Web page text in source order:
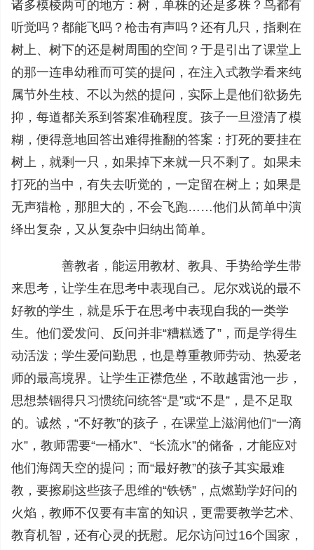
诸多模棱两可的地方：树，单株的还是多株？鸟都有
听觉吗？都能飞吗？枪击有声吗？还有几只，指剩在
树上、树下的还是树周围的空间？于是引出了课堂上
的那一连串幼稚而可笑的提问，在注入式教学看来纯
属节外生枝、不以为然的提问，实际上是他们欲扬先
抑，每道都关系到答案准确程度。孩子一旦澄清了模
糊，便得意地回答出难得推翻的答案：打死的要挂在
树上，就剩一只，如果掉下来就一只不剩了。如果未
打死的当中，有失去听觉的，一定留在树上；如果是
无声猎枪，那胆大的，不会飞跑……他们从简单中演
绎出复杂，又从复杂中归纳出简单。
善教者，能运用教材、教具、手势给学生带
来思考，让学生在思考中表现自己。尼尔戏说的最不
好教的学生，就是乐于在思考中表现自我的一类学
生。他们爱发问、反问并非“糟糕透了”，而是学得生
动活泼；学生爱问勤思，也是尊重教师劳动、热爱老
师的最高境界。让学生正襟危坐，不敢越雷池一步，
思想禁锢得只习惯统问统答“是”或“不是”，是不足取
的。诚然，“不好教”的孩子，在课堂上滋润他们“一滴
水”，教师需要“一桶水”、“长流水”的储备，才能应对
他们海阔天空的提问；而“最好教”的孩子其实最难
教，要擦刷这些孩子思维的“铁锈”，点燃勤学好问的
火焰，教师不仅要有丰富的知识，更需要教学艺术、
教育机智，还有心灵的抚慰。尼尔访问过16个国家，